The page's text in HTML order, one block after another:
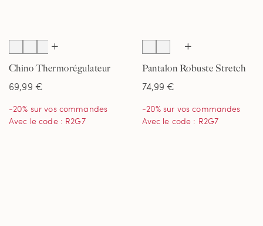
Chino Thermorégulateur
Pré-Ourlé, Homme
69,99 €
-20% sur vos commandes
Avec le code : R2G7
Pantalon Robuste Stretch
74,99 €
-20% sur vos commandes
Avec le code : R2G7